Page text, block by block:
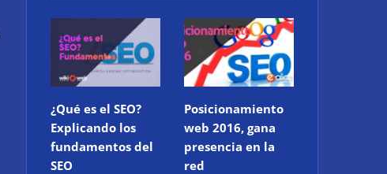
¿Qué es el SEO?
Explicando los
fundamentos del
SEO
Posicionamiento
web 2016, gana
presencia en la
red